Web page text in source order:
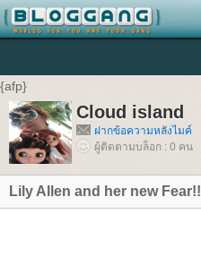
{afp}
Cloud island
ฝากข้อความหลังไมค์
ผู้ติดตามบล็อก : 0 คน
Lily Allen and her new Fear!!